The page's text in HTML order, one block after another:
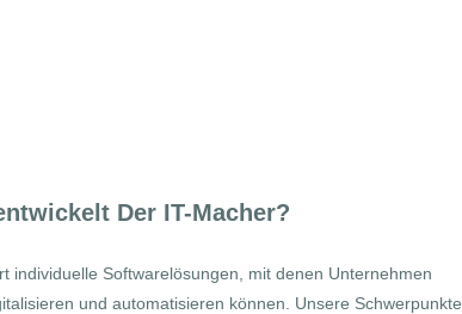
Der IT-Macher?
individuelle Softwarelösungen, mit denen Unternehmen
und automatisieren können. Unsere Schwerpunkte